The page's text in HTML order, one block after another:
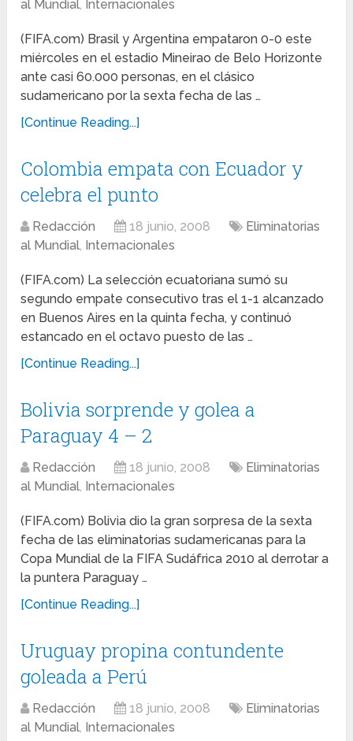
al Mundial, Internacionales
(FIFA.com) Brasil y Argentina empataron 0-0 este
miércoles en el estadio Mineirao de Belo Horizonte
ante casi 60.000 personas, en el clásico
sudamericano por la sexta fecha de las …
[Continue Reading...]
Colombia empata con Ecuador y
celebra el punto
Redacción 18 junio, 2008
Eliminatorias
al Mundial, Internacionales
(FIFA.com) La selección ecuatoriana sumó su
segundo empate consecutivo tras el 1-1 alcanzado
en Buenos Aires en la quinta fecha, y continuó
estancado en el octavo puesto de las …
[Continue Reading...]
Bolivia sorprende y golea a
Paraguay 4 – 2
Redacción 18 junio, 2008
Eliminatorias
al Mundial, Internacionales
(FIFA.com) Bolivia dio la gran sorpresa de la sexta
fecha de las eliminatorias sudamericanas para la
Copa Mundial de la FIFA Sudáfrica 2010 al derrotar a
la puntera Paraguay …
[Continue Reading...]
Uruguay propina contundente
goleada a Perú
Redacción 18 junio, 2008
Eliminatorias
al Mundial, Internacionales